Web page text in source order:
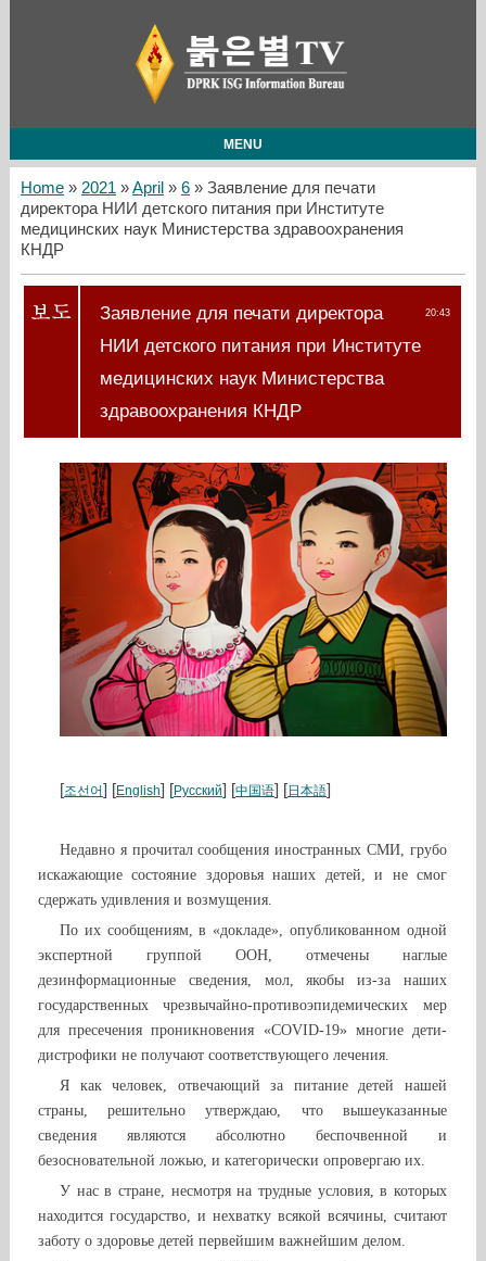
MENU
Home» 2021 »April » 6» Заявление для печати
директора НИИ детского питания при Институте
медицинских наук Министерства здравоохранения
КНДР
20:43
Заявление для печати директора
НИИ детского питания при Институте
медицинских наук Министерства
здравоохранения КНДР
[조선어] [English] [Русский] [中国语] [日本語]
Недавно я прочитал сообщения иностранных СМИ, грубо
искажающие состояние здоровья наших детей, и не смог
сдержать удивления и возмущения.
По их сообщениям, в «докладе», опубликованном одной
экспертной группой ООН, отмечены наглые
дезинформационные сведения, мол, якобы из-за наших
государственных чрезвычайно-противоэпидемических мер
для пресечения проникновения «COVID-19» многие дети-
дистрофики не получают соответствующего лечения.
Я как человек, отвечающий за питание детей нашей
страны, решительно утверждаю, что вышеуказанные
сведения являются абсолютно беспочвенной и
безосновательной ложью, и категорически опровергаю их.
У нас в стране, несмотря на трудные условия, в которых
находится государство, и нехватку всякой всячины, считают
заботу о здоровье детей первейшим важнейшим делом.